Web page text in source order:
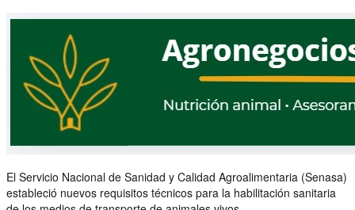
El Servicio Nacional de Sanidad y Calidad Agroalimentaria (Senasa)
estableció nuevos requisitos técnicos para la habilitación sanitaria